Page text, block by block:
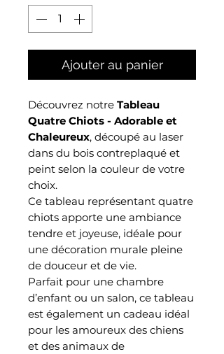
Ajouter au panier
Découvrez notre Tableau
Quatre Chiots - Adorable et
Chaleureux, découpé au laser
dans du bois contreplaqué et
peint selon la couleur de votre
choix.
Ce tableau représentant quatre
chiots apporte une ambiance
tendre et joyeuse, idéale pour
une décoration murale pleine
de douceur et de vie.
Parfait pour une chambre
d’enfant ou un salon, ce tableau
est également un cadeau idéal
pour les amoureux des chiens
et des animaux de